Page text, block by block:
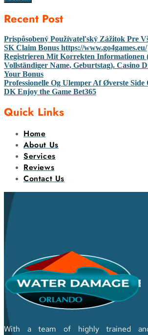
Recent Post
Prispôsobený Používateľský Zážitok Pre
SK Claim Bonus https://www.go4games.eu/
Registrieren Mit Korrekten Informationen
Vollständiger Name, Geburtstag). Casino
Your Bonus
Professionelle Og Ulemper Af Øverste Side
DK Enjoy the Game Bet365
Quick Links
Home
About Us
Services
Reviews
Contact Us
With a team of highly trained